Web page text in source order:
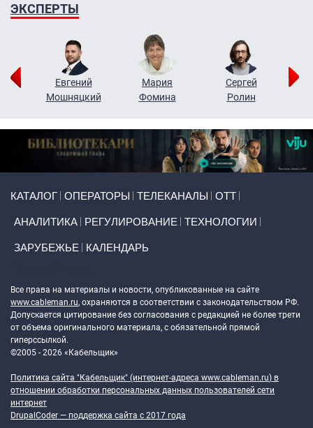
ЭКСПЕРТЫ
Евгений
Мошняцкий
Мария
Фомина
Сергей
Ролин
КАТАЛОГ ОПЕРАТОРЫ ТЕЛЕКАНАЛЫ ОТТ
АНАЛИТИКА РЕГУЛИРОВАНИЕ ТЕХНОЛОГИИ
ЗАРУБЕЖЬЕ КАЛЕНДАРЬ
Все права на материалы и новости, опубликованные на сайте
www.cableman.ru, охраняются в соответствии с законодательством РФ.
Допускается цитирование без согласования с редакцией не более трети
от объема оригинального материала, с обязательной прямой
гиперссылкой.
©2005 - 2026 «Кабельщик»
Политика сайта "Кабельщик" (интернет-адреса www.cableman.ru) в
отношении обработки персональных данных пользователей сети
интернет
DrupalCoder — поддержка сайта c 2017 года